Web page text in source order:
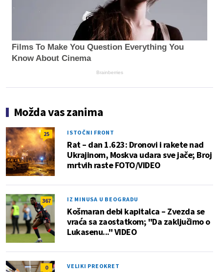
Films To Make You Question Everything You
Know About Cinema
Brainberries
Možda vas zanima
25 ISTOČNI FRONT
Rat – dan 1.623: Dronovi i rakete nad
Ukrajinom, Moskva udara sve jače; Broj
mrtvih raste FOTO/VIDEO
367 IZ MINUSA U BEOGRADU
Košmaran debi kapitalca – Zvezda se
vraća sa zaostatkom; "Da zaključimo o
Lukasenu..." VIDEO
0 VELIKI PREOKRET